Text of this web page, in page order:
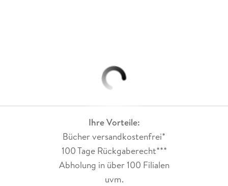
Ihre Vorteile:
Bücher versandkostenfrei*
100 Tage Rückgaberecht***
Abholung in über 100 Filialen
uvm.